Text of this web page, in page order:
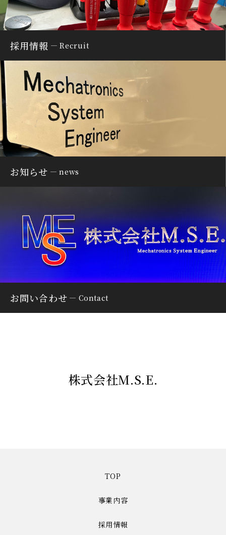
採用情報 Recruit
お知らせ news
お問い合わせ Contact
株式会社M.S.E.
TOP
事業内容
採用情報